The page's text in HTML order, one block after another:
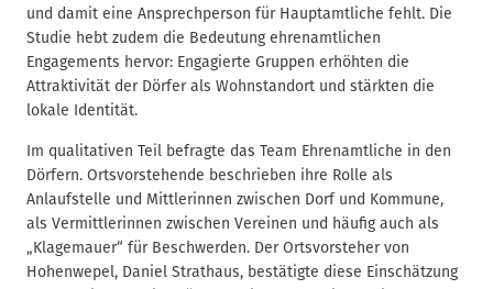
und damit eine Ansprechperson für Hauptamtliche fehlt. Die
Studie hebt zudem die Bedeutung ehrenamtlichen
Engagements hervor: Engagierte Gruppen erhöhten die
Attraktivität der Dörfer als Wohnstandort und stärkten die
lokale Identität.
Im qualitativen Teil befragte das Team Ehrenamtliche in den
Dörfern. Ortsvorstehende beschrieben ihre Rolle als
Anlaufstelle und Mittlerinnen zwischen Dorf und Kommune,
als Vermittlerinnen zwischen Vereinen und häufig auch als
„Klagemauer“ für Beschwerden. Der Ortsvorsteher von
Hohenwepel, Daniel Strathaus, bestätigte diese Einschätzung